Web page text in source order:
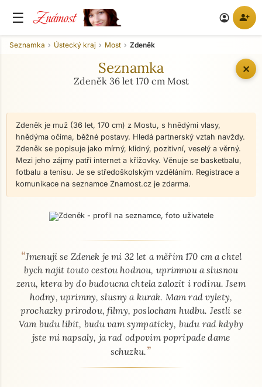
☰ Známost account_circle person_add
✕
Seznamka Ústecký kraj Most Zdeněk
Seznamka
Zdeněk 36 let 170 cm Most
Zdeněk je muž (36 let, 170 cm) z Mostu, s hnědými vlasy,
hnědýma očima, běžné postavy. Hledá partnerský vztah navždy.
Zdeněk se popisuje jako mírný, klidný, pozitivní, veselý a věrný.
Mezi jeho zájmy patří internet a křížovky. Věnuje se basketbalu,
fotbalu a tenisu. Je se středoškolským vzděláním. Registrace a
komunikace na seznamce Znamost.cz je zdarma.
O mně - seznamka profil
“Jmenuji se Zdenek je mi 32 let a měřím 170 cm a chtel
bych najit touto cestou hodnou, uprimnou a slusnou
zenu, ktera by do budoucna chtela zalozit i rodinu. Jsem
hodny, uprimny, slusny a kurak. Mam rad vylety,
prochazky prirodou, filmy, poslocham hudbu. Jestli se
Vam budu libit, budu vam sympaticky, budu rad kdyby
jste mi napsaly, ja rad odpovim popripade dame
schuzku.”